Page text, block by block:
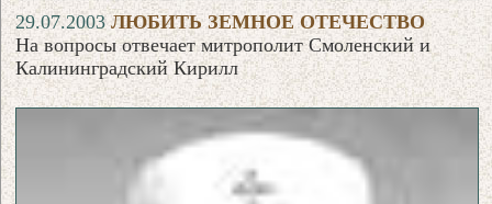
29.07.2003ЛЮБИТЬ ЗЕМНОЕ ОТЕЧЕСТВО
На вопросы отвечает митрополит Смоленский и
Калининградский Кирилл